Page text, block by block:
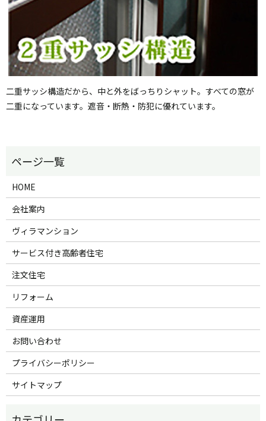
二重サッシ構造だから、中と外をばっちりシャット。すべての窓が
二重になっています。遮音・断熱・防犯に優れています。
HOME
会社案内
ヴィラマンション
サービス付き高齢者住宅
注文住宅
リフォーム
資産運用
お問い合わせ
プライバシーポリシー
サイトマップ